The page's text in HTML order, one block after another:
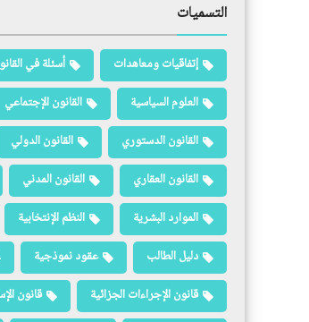
التسميات
إتفاقيات ومعاهدات أسئلة في
العلوم السياسية
القانون الإجتماعي
القانون الدستوري
القانون الدولي
القانون العقاري
القانون المدني
الموارد البشرية
النظم الإنتخابية
دليل الطالب
عقود نموذجية
قانون الإجراءات الجزائية
قانون